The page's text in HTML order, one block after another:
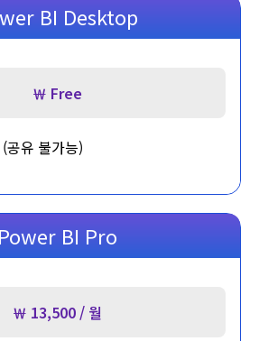
BI Desktop
￦ Free
공유 불가능)
Power BI Pro
￦ 13,500 / 월